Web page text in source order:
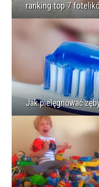
ranking top 7
Jak pielęgnować